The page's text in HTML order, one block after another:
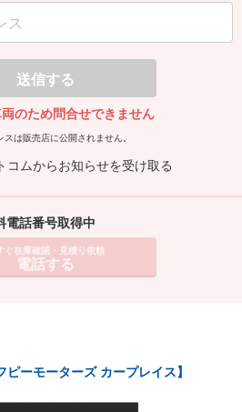
送信する
のため問合せできません
は販売店に公開されません。
コムからお知らせを受け取る
電話番号取得中
ぐ在庫確認・見積り依頼
電話する
ーモーターズ カープレイス】